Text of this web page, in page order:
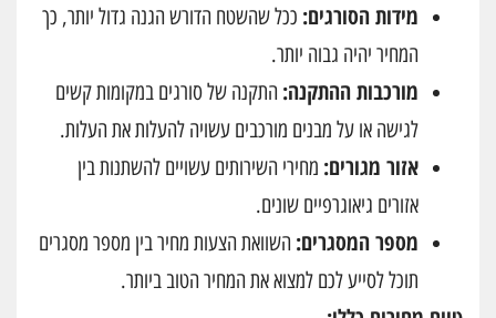
מידות הסורגים: ככל שהשטח הדורש הגנה גדול יותר, כך
המחיר יהיה גבוה יותר.
מורכבות ההתקנה: התקנה של סורגים במקומות קשים
לגישה או על מבנים מורכבים עשויה להעלות את העלות.
אזור מגורים: מחירי השירותים עשויים להשתנות בין
אזורים גיאוגרפיים שונים.
מספר המסגרים: השוואת הצעות מחיר בין מספר מסגרים
תוכל לסייע לכם למצוא את המחיר הטוב ביותר.